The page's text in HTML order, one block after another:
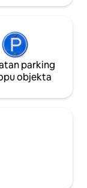
parking
objekta